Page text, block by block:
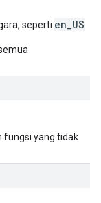
seperti en_US
fungsi yang tidak